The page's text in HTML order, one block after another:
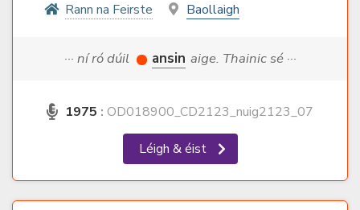
Rann na Feirste
Baollaigh
··· ní ró dúil ansin aige. Thainic sé ···
1975 : OD018900_CD2123_nuig2123_07
Léigh & éist